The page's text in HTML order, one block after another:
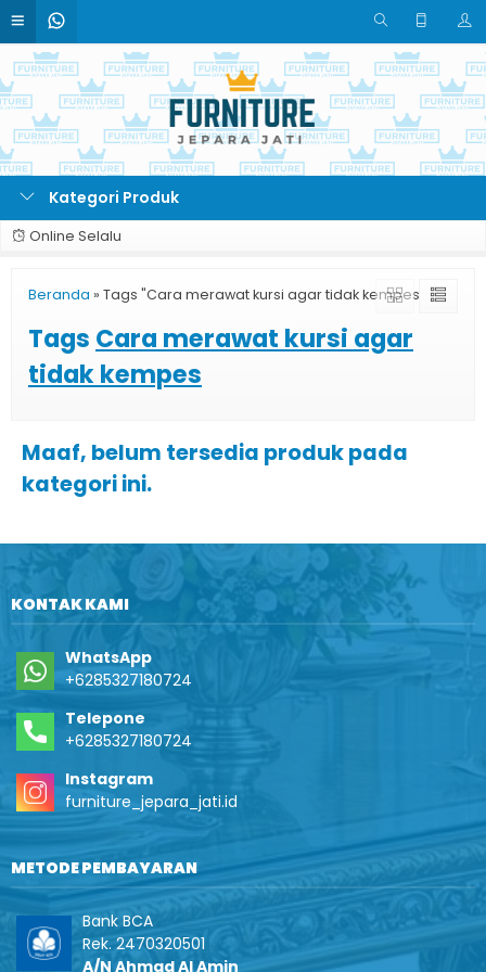
Kategori Produk
Online Selalu
Beranda » Tags "Cara merawat kursi agar tidak kempes"
Tags Cara merawat kursi agar
tidak kempes
Maaf, belum tersedia produk pada
kategori ini.
KONTAK KAMI
WhatsApp
+6285327180724
Telepone
+6285327180724
Instagram
furniture_jepara_jati.id
METODE PEMBAYARAN
Bank BCA
Rek. 2470320501
A/N Ahmad Al Amin